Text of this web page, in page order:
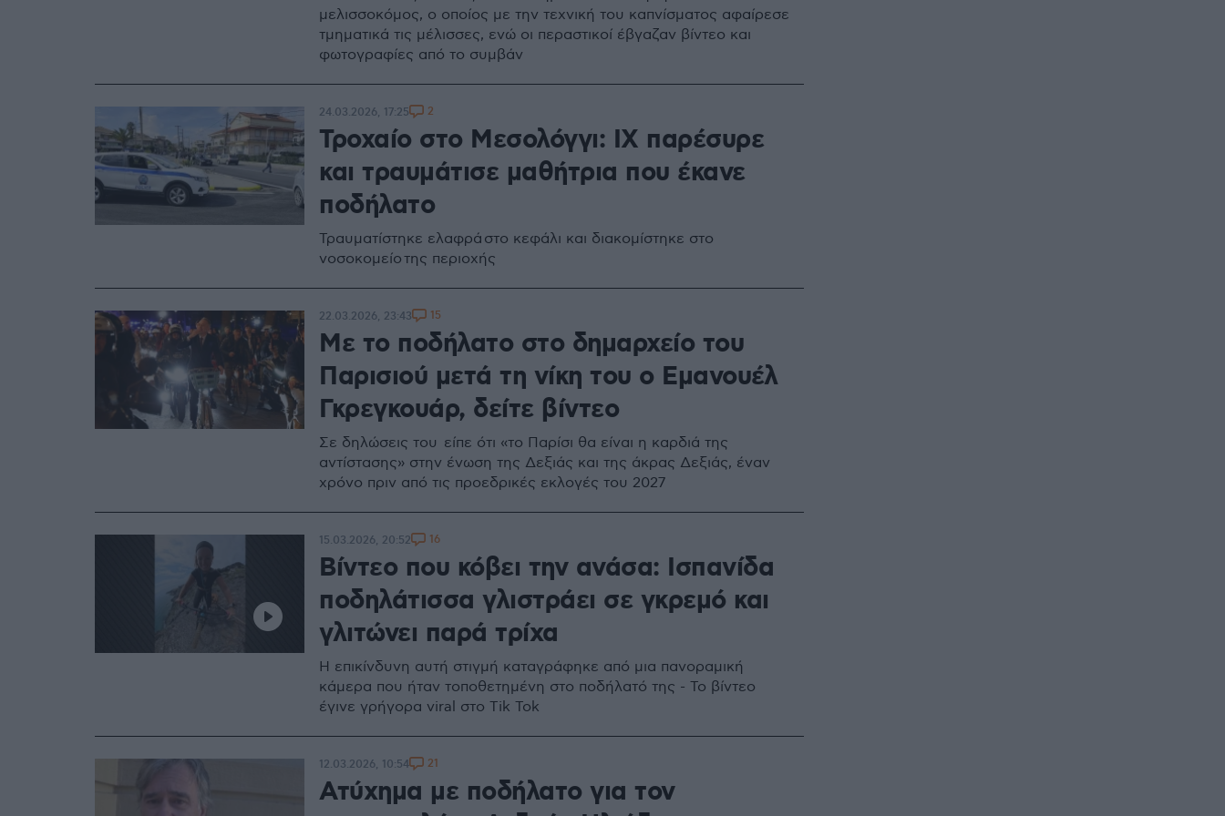
μελισσοκόμος, ο οποίος με την τεχνική του καπνίσματος αφαίρεσε
τμηματικά τις μέλισσες, ενώ οι περαστικοί έβγαζαν βίντεο και
φωτογραφίες από το συμβάν
Τροχαίο στο Μεσολόγγι: ΙΧ παρέσυρε
και τραυμάτισε μαθήτρια που έκανε
ποδήλατο
Τραυματίστηκε ελαφρά στο κεφάλι και διακομίστηκε στο
νοσοκομείο της περιοχής
24.03.2026, 17:25 2
Με το ποδήλατο στο δημαρχείο του
Παρισιού μετά τη νίκη του ο Εμανουέλ
Γκρεγκουάρ, δείτε βίντεο
Σε δηλώσεις του είπε ότι «το Παρίσι θα είναι η καρδιά της
αντίστασης» στην ένωση της Δεξιάς και της άκρας Δεξιάς, έναν
χρόνο πριν από τις προεδρικές εκλογές του 2027
22.03.2026, 23:43 15
Βίντεο που κόβει την ανάσα: Ισπανίδα
ποδηλάτισσα γλιστράει σε γκρεμό και
γλιτώνει παρά τρίχα
Η επικίνδυνη αυτή στιγμή καταγράφηκε από μια πανοραμική
κάμερα που ήταν τοποθετημένη στο ποδήλατό της - Το βίντεο
έγινε γρήγορα viral στο Τik Tok
15.03.2026, 20:52 16
Ατύχημα με ποδήλατο για τον
12.03.2026, 10:54 21